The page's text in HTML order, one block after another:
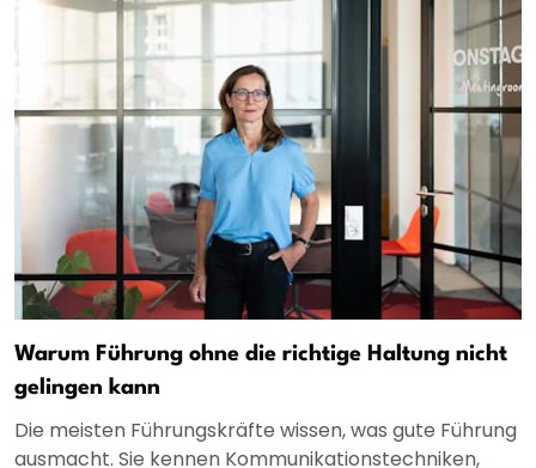
Warum Führung ohne die richtige Haltung nicht
gelingen kann
Die meisten Führungskräfte wissen, was gute Führung
ausmacht. Sie kennen Kommunikationstechniken,